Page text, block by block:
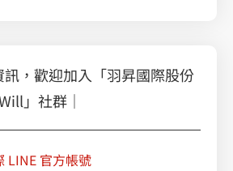
，歡迎加入「羽昇國際股份
」社群｜
LINE 官方帳號